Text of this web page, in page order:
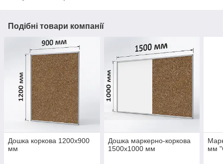
Подібні товари компанії
Дошка коркова 1200х900
мм
Дошка маркерно-коркова
1500х1000 мм
мм